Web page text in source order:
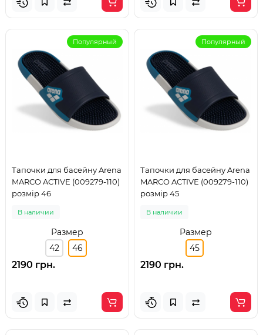
Популярный
Тапочки для басейну Arena
MARCO ACTIVE (009279-110)
розмір 46
В наличии
Размер
42
46
2190 грн.
Популярный
Тапочки для басейну Arena
MARCO ACTIVE (009279-110)
розмір 45
В наличии
Размер
45
2190 грн.